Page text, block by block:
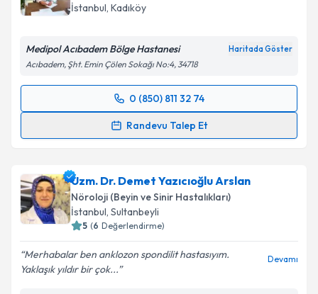
İstanbul, Kadıköy
Medipol Acıbadem Bölge Hastanesi Haritada Göster
Acıbadem, Şht. Emin Çölen Sokağı No:4, 34718
0 (850) 811 32 74
Randevu Talep Et
Randevu Takvimi Talebi
için bir takvim hazırlandığında e-posta ile
bilgilendireceğiz.
E-posta Adresiniz
Uzm. Dr. Demet Yazıcıoğlu Arslan
Nöroloji (Beyin ve Sinir Hastalıkları)
İstanbul, Sultanbeyli
5 (6 Değerlendirme)
Merhabalar ben anklozon spondilit hastasıyım.
Yaklaşık yıldır bir çok...
Devamı